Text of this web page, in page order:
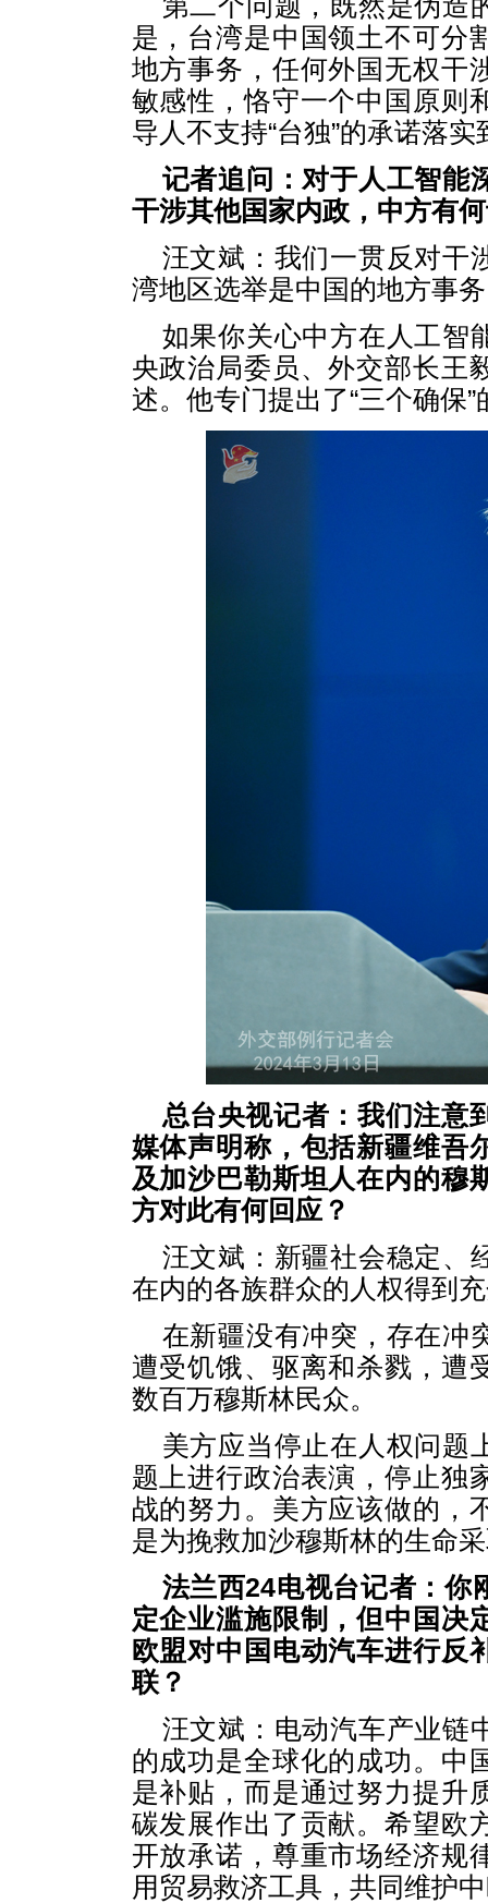
是，台湾是中国领土不可分
地方事务，任何外国无权干
敏感性，恪守一个中国原则
导人不支持“台独”的承诺落实
记者追问：对于人工智能
干涉其他国家内政，中方有
汪文斌：我们一贯反对干
湾地区选举是中国的地方事
如果你关心中方在人工智
央政治局委员、外交部长王
述。他专门提出了“三个确保
总台央视记者：我们注意
媒体声明称，包括新疆维吾
及加沙巴勒斯坦人在内的穆
方对此有何回应？
汪文斌：新疆社会稳定、
在内的各族群众的人权得到
在新疆没有冲突，存在冲
遭受饥饿、驱离和杀戮，遭
数百万穆斯林民众。
美方应当停止在人权问题
题上进行政治表演，停止独
战的努力。美方应该做的，
是为挽救加沙穆斯林的生命
法兰西24电视台记者：你
定企业滥施限制，但中国决
欧盟对中国电动汽车进行反
联？
汪文斌：电动汽车产业链
的成功是全球化的成功。中
是补贴，而是通过努力提升
碳发展作出了贡献。希望欧
开放承诺，尊重市场经济规
用贸易救济工具，共同维护